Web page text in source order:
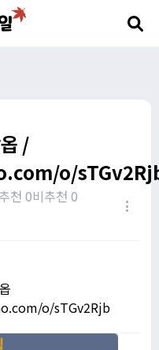
/
o/
추천 0비추천 0
o/sTGv2Rjb